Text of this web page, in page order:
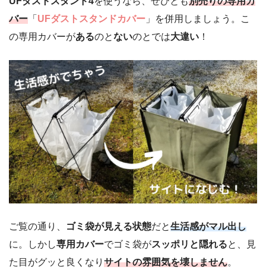
バー 「 UFダストスタンドカバー 」を併用しましょう。こ
の専用カバーがあるのとないのとでは大違い ！
ご覧の通り、 ゴミ袋が見える状態だと生活感がマル出し
に。しかし専用カバーでゴミ袋がスッポリと隠れると、見
た目がグッと良くなり サイトの雰囲気を壊しません。